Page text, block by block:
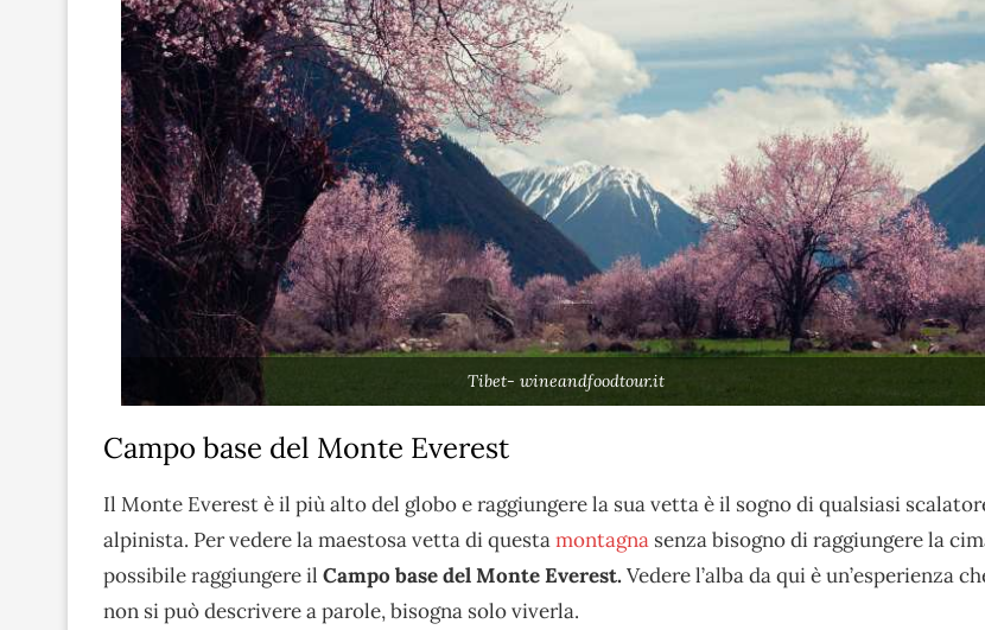
Tibet- wineandfoodtour.it
Campo base del Monte Everest
Il Monte Everest è il più alto del globo e raggiungere la sua vetta è il sogno di qualsiasi
alpinista. Per vedere la maestosa vetta di questamontagna senza bisogno di raggiungere la
possibile raggiungere il Campo base del Monte Everest. Vedere l’alba da qui è un’esperienza
non si può descrivere a parole, bisogna solo viverla.